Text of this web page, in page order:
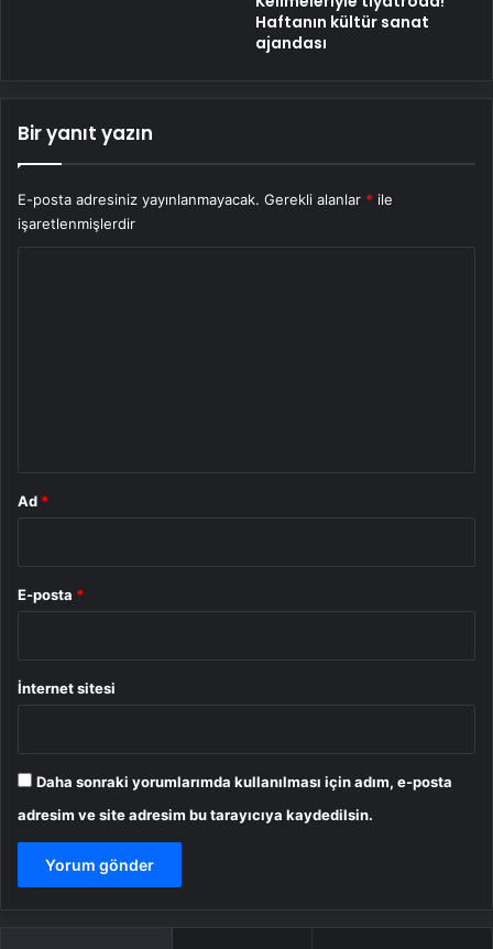
Haftanın kültür sanat
ajandası
Bir yanıt yazın
E-posta adresiniz yayınlanmayacak. Gerekli alanlar * ile
işaretlenmişlerdir
Ad *
E-posta *
İnternet sitesi
Daha sonraki yorumlarımda kullanılması için adım, e-posta
adresim ve site adresim bu tarayıcıya kaydedilsin.